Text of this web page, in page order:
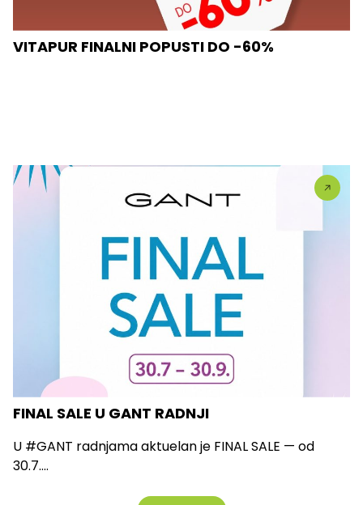
VITAPUR FINALNI POPUSTI DO -60%
FINAL SALE U GANT RADNJI
U #GANT radnjama aktuelan je FINAL SALE — od
30.7....